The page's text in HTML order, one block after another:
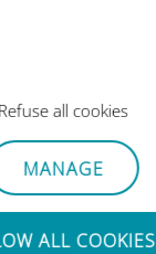
all cookies
MANAGE
ALL COOKIES
계로 이동합니다.